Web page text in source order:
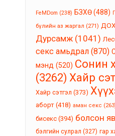
FeMDom (238) БЗХӨ(488)
бүлийн аз жаргал (271) ДОХ
Дурсамж (1041)
секс амьдрал (870)
мэнд (520) Сонин
(3262) Хайр
Хайр сэтгэл (373)
аборт (418) аман секс
бисекс (394) болсон
бэлгийн сулрал (327) гар